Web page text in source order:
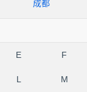
成都
E F
L M